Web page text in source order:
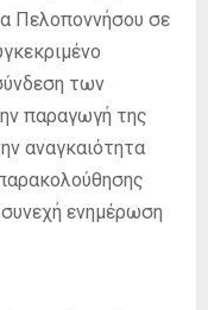
Πελοποννήσου σε
των
παραγωγή της
αναγκαιότητα
ενημέρωση